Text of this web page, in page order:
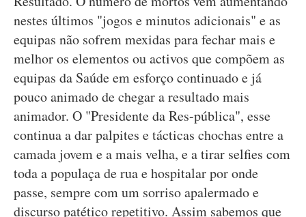
nestes últimos "jogos e minutos adicionais" e as
equipas não sofrem mexidas para fechar mais e
melhor os elementos ou activos que compõem as
equipas da Saúde em esforço continuado e já
pouco animado de chegar a resultado mais
animador. O "Presidente da Res-pública", esse
continua a dar palpites e tácticas chochas entre a
camada jovem e a mais velha, e a tirar selfies com
toda a populaça de rua e hospitalar por onde
passe, sempre com um sorriso apalermado e
discurso patético repetitivo. Assim sabemos que